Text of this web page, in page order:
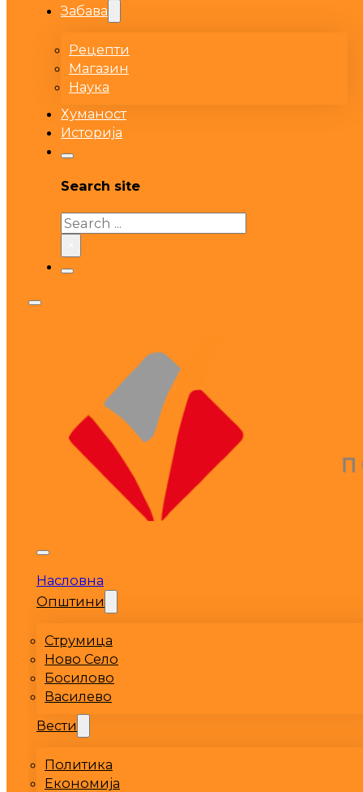
Забава
Рецепти
Магазин
Наука
Хуманост
Историја
Search site
Search
Насловна
Општини
Струмица
Ново Село
Босилово
Василево
Вести
Политика
Економија